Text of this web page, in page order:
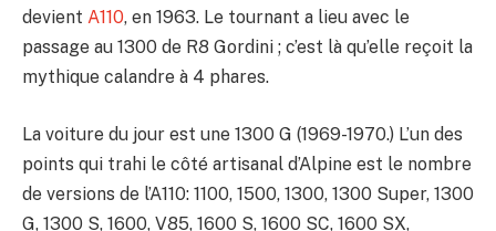
devient A110, en 1963. Le tournant a lieu avec le
passage au 1300 de R8 Gordini ; c’est là qu’elle reçoit la
mythique calandre à 4 phares.
La voiture du jour est une 1300 G (1969-1970.) L’un des
points qui trahi le côté artisanal d’Alpine est le nombre
de versions de l’A110: 1100, 1500, 1300, 1300 Super, 1300
G, 1300 S, 1600, V85, 1600 S, 1600 SC, 1600 SX,